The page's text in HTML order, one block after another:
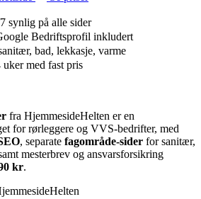
synlig på alle sider
Bedriftsprofil inkludert
bad, lekkasje, varme
med fast pris
fra HjemmesideHelten er en
for rørleggere og VVS-bedrifter, med
, separate fagområde-sider for sanitær,
mesterbrev og ansvarsforsikring
kr.